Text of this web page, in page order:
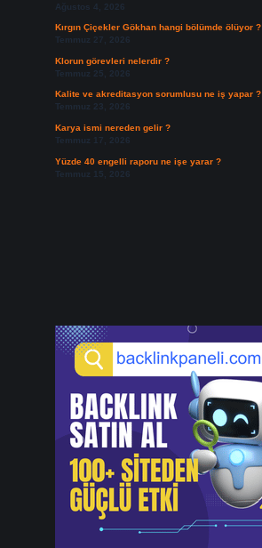
Ağustos 4, 2026
Kırgın Çiçekler Gökhan hangi bölümde ölüyor ?
Temmuz 27, 2026
Klorun görevleri nelerdir ?
Temmuz 25, 2026
Kalite ve akreditasyon sorumlusu ne iş yapar ?
Temmuz 23, 2026
Karya ismi nereden gelir ?
Temmuz 17, 2026
Yüzde 40 engelli raporu ne işe yarar ?
Temmuz 15, 2026